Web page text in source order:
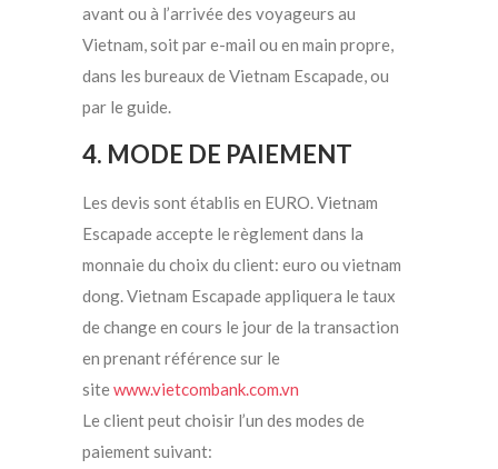
avant ou à l’arrivée des voyageurs au
Vietnam, soit par e-mail ou en main propre,
dans les bureaux de Vietnam Escapade, ou
par le guide.
4. MODE DE PAIEMENT
Les devis sont établis en EURO. Vietnam
Escapade accepte le règlement dans la
monnaie du choix du client: euro ou vietnam
dong. Vietnam Escapade appliquera le taux
de change en cours le jour de la transaction
en prenant référence sur le
sitewww.vietcombank.com.vn
Le client peut choisir l’un des modes de
paiement suivant: